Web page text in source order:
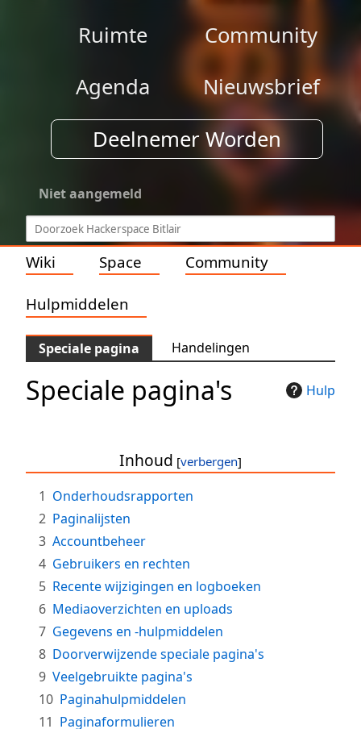
Ruimte
Community
Agenda
Nieuwsbrief
Deelnemer Worden
Niet aangemeld
Wiki Space Community
Hulpmiddelen
Speciale pagina Handelingen
Hulp
Speciale pagina's
Inhoud
1 Onderhoudsrapporten
2 Paginalijsten
3 Accountbeheer
4 Gebruikers en rechten
5 Recente wijzigingen en logboeken
6 Mediaoverzichten en uploads
7 Gegevens en -hulpmiddelen
8 Doorverwijzende speciale pagina's
9 Veelgebruikte pagina's
10 Paginahulpmiddelen
11 Paginaformulieren